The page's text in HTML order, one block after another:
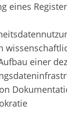
eines
einer